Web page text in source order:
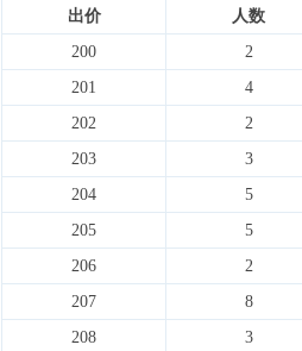
出价
人数
200
2
201
4
202
2
203
3
204
5
205
5
206
2
207
8
208
3